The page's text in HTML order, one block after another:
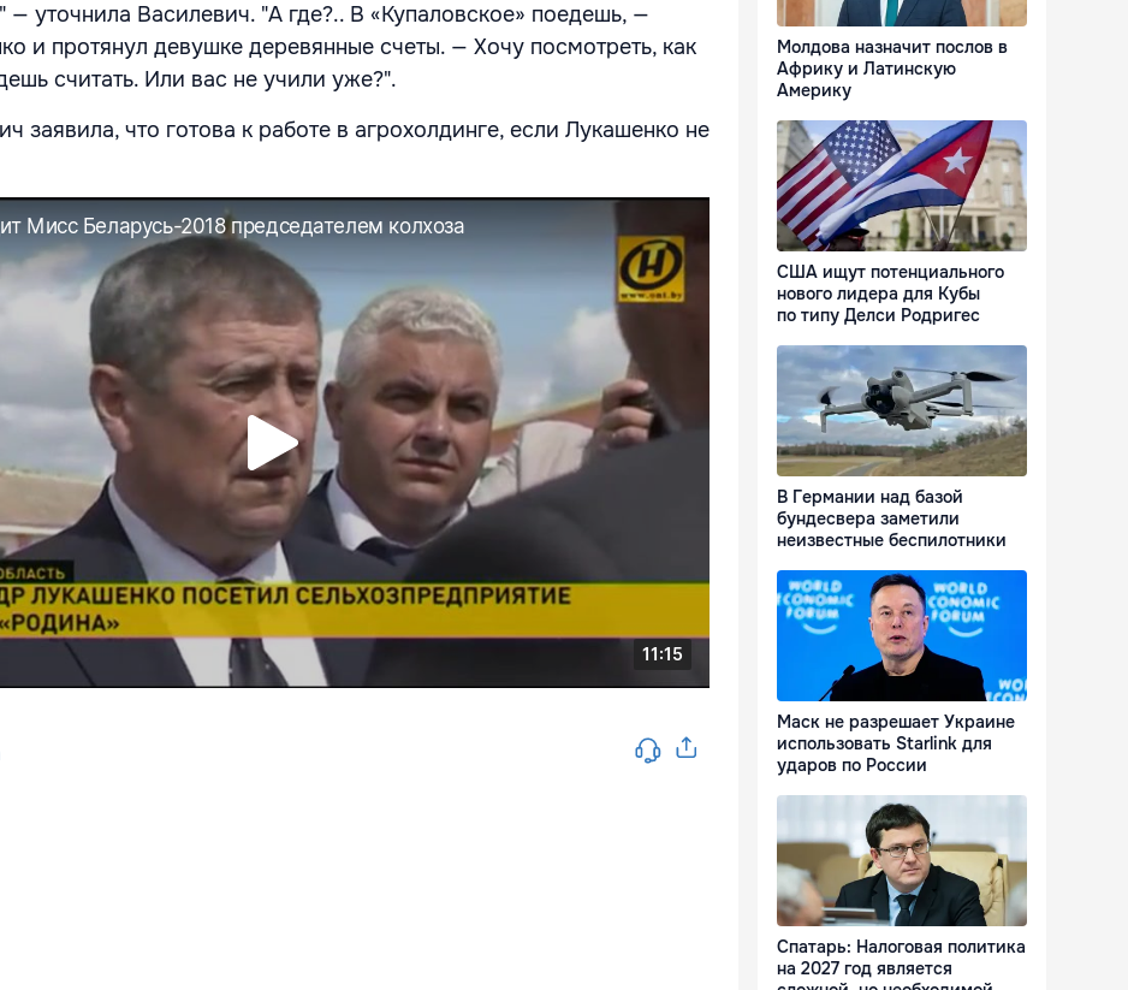
— уточнила Василевич. "А где?.. В «Купаловское» поедешь, —
и протянул девушке деревянные счеты. — Хочу посмотреть, как
считать. Или вас не учили уже?".
заявила, что готова к работе в агрохолдинге, если Лукашенко не
Молдова назначит послов в
Африку и Латинскую
Америку
США ищут потенциального
нового лидера для Кубы
по типу Делси Родригес
В Германии над базой
бундесвера заметили
неизвестные беспилотники
Маск не разрешает Украине
использовать Starlink для
ударов по России
Спатарь: Налоговая политика
на 2027 год является